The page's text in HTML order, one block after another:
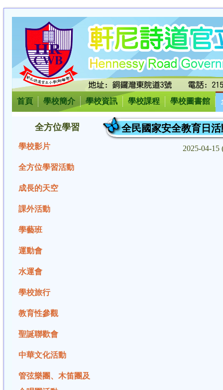
首頁 學校簡介 學校資訊 學校課程 學校圖書館
全方位學習
學校影片
全方位學習活動
成長的天空
課外活動
學藝班
運動會
水運會
學校旅行
教育性參觀
聖誕聯歡會
中華文化活動
管弦樂團、木笛團及
全民國家安全教育日活
2025-04-15